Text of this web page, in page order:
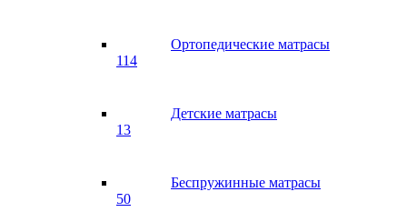
Ортопедические матрасы
114
Детские матрасы
13
Беспружинные матрасы
50